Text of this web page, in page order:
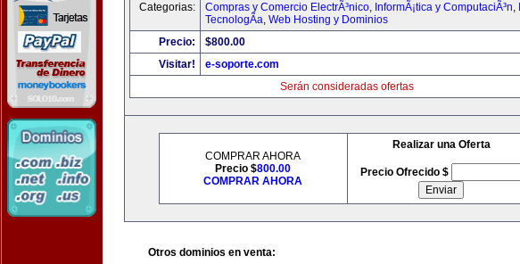
Categorias:
Compras y Comercio ElectrÃ³nico, InformÃ¡tica y ComputaciÃ³n,
TecnologÃ­a, Web Hosting y Dominios
Precio:
$800.00
Visitar!
e-soporte.com
Serán consideradas ofertas
COMPRAR AHORA
Precio $800.00
COMPRAR AHORA
Realizar una Oferta
Precio Ofrecido $
Otros dominios en venta: